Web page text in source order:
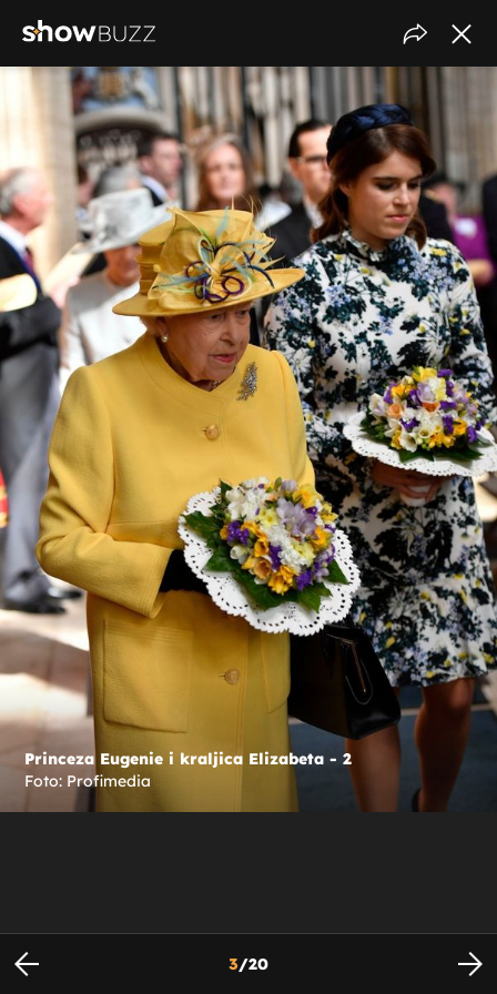
Princeza Eugenie i kraljica Elizabeta - 2
Foto: Profimedia
3/20